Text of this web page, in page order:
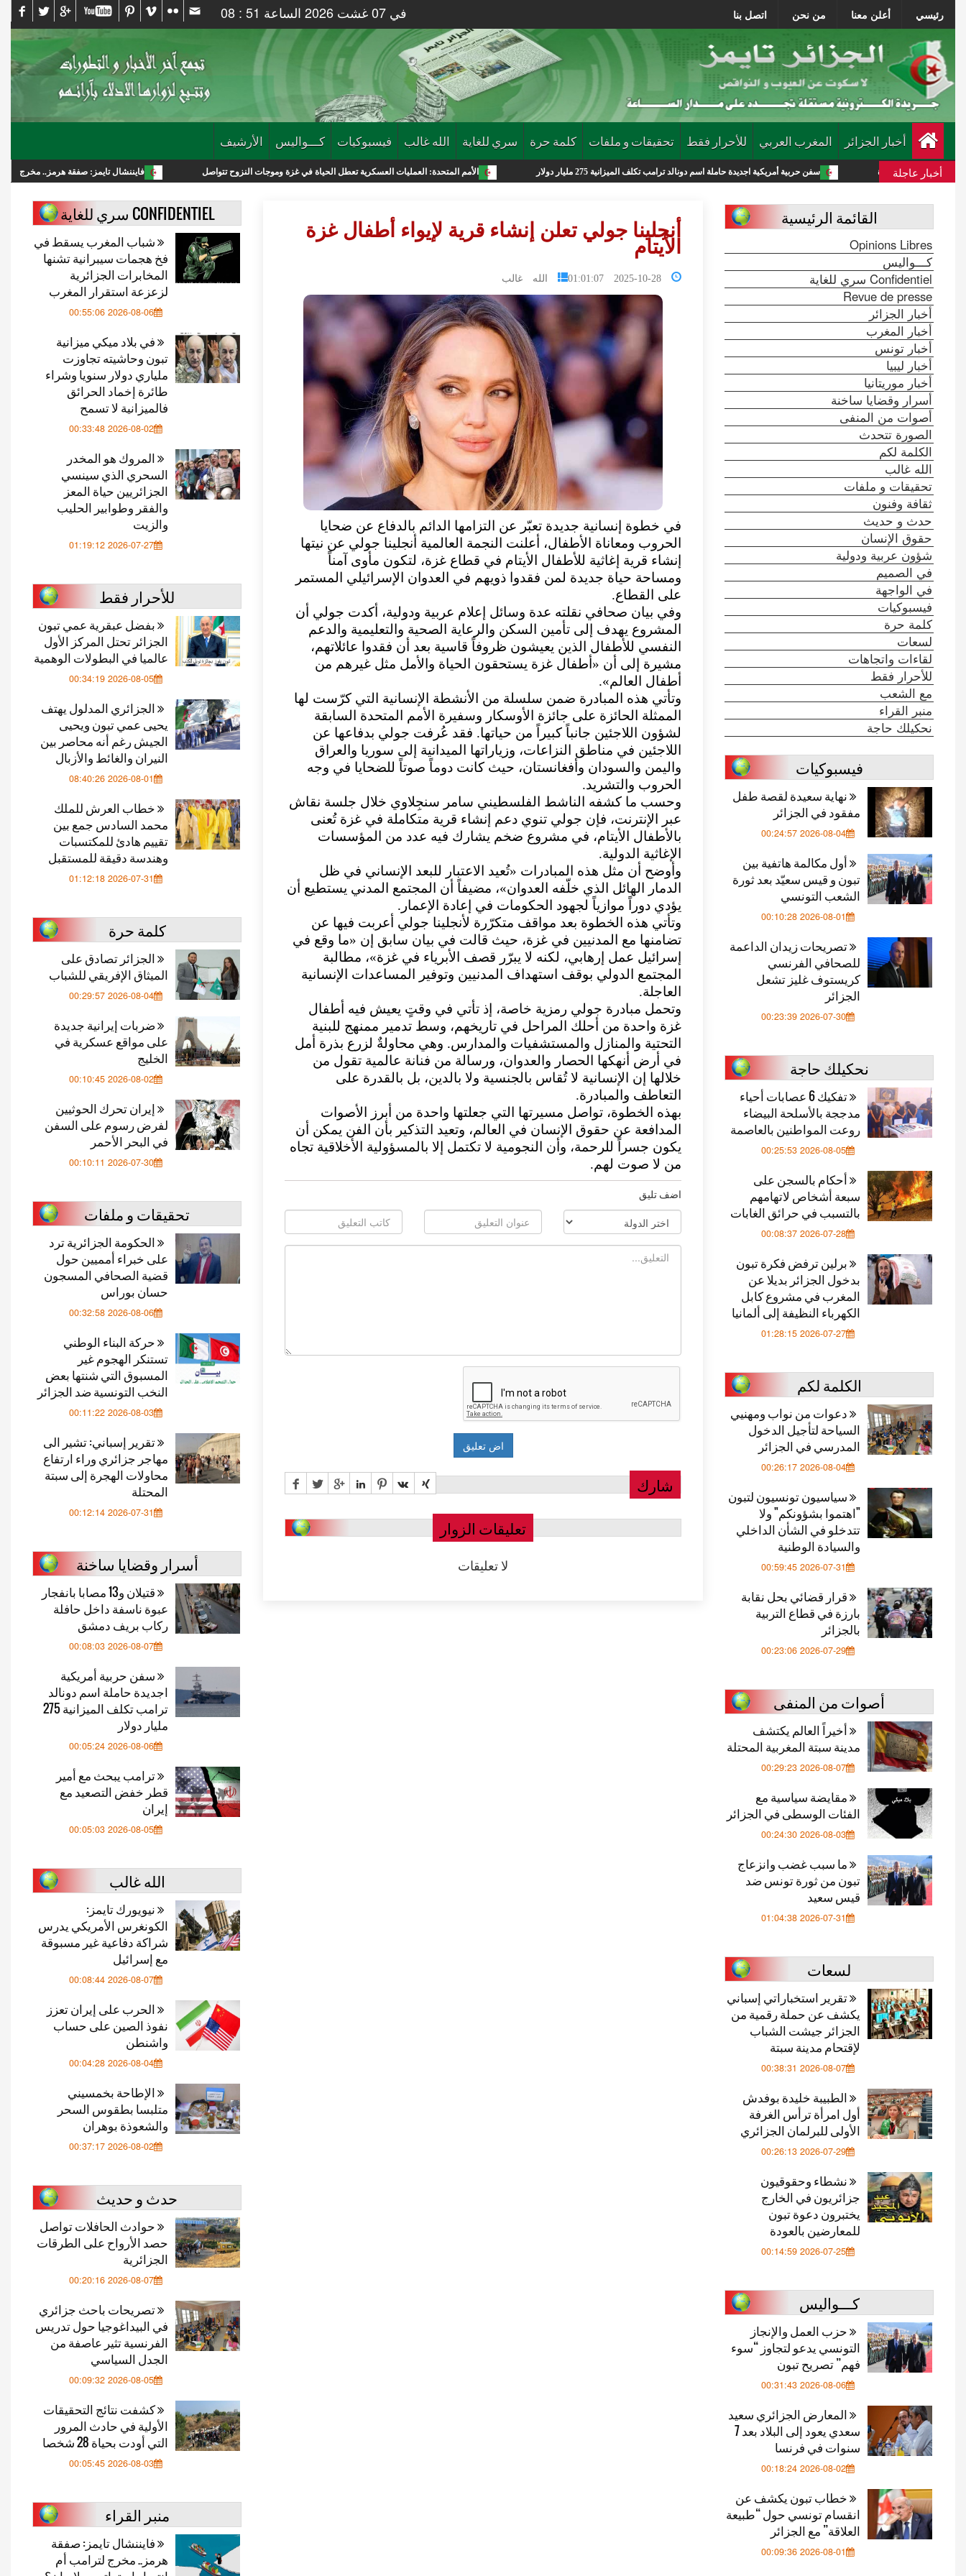
رئيسي أعلن معنا من نحن اتصل بنا في 07 غشت 2026 الساعة 51 : 08
أخبار الجزائر المغرب العربي للأحرار فقط تحقيقات و ملفات كلمة حرة سري للغاية الله غالب فيسبوكيات كـــواليس الأرشيف
أخبار عاجلة فايننشال تايمز: صفقة هرمز.. مخرج لترامب أم انتصار الأمم المتحدة: العمليات العسكرية تعطل الحياة في غزة وموجات النزوح تتواصل سفن حربية أمريكية اجديدة حاملة اسم دونالد ترامب تكلف الميزانية 275 مليار دولار جديدة
CONFIDENTIEL سري للغاية
شباب المغرب يسقط في
فخ هجمات سيبرانية تشنها
المخابرات الجزائرية
لزعزعة استقرار المغرب
2026-08-06 00:55:06
في بلاد ميكي ميزانية
تبون وحاشيته تجاوزت
ملياري دولار سنويا وشراء
طائرة إخماد الحرائق
فالميزانية لا تسمح
2026-08-02 00:33:48
المروك هو المخدر
السحري الذي سينسي
الجزائريين حياة المعز
والفقر وطوابير الحليب
والزيت
2026-07-27 01:19:12
للأحرار فقط
بفضل عبقرية عمي تبون
الجزائر تحتل المركز الأول
عالميا في البطولات الوهمية
2026-08-05 00:34:19
الجزائري المدلول يهتف
يحيى عمي تبون ويحيى
الجيش رغم أنه محاصر بين
النيران والغائط والأزبال
2026-08-01 08:40:26
خطاب العرش للملك
محمد السادس جمع بين
تقييم هادئ للمكتسبات
وهندسة دقيقة للمستقبل
2026-07-31 01:12:18
كلمة حرة
الجزائر تصادق على
الميثاق الإفريقي للشباب
2026-08-04 00:29:57
ضربات إيرانية جديدة
على مواقع عسكرية في
الخليج
2026-08-02 00:10:45
إيران تحرك الحوثيين
لفرض رسوم على السفن
في البحر الأحمر
2026-07-30 00:10:11
تحقيقات و ملفات
الحكومة الجزائرية ترد
على خبراء أمميين حول
قضية الصحافي المسجون
حسان بوراس
2026-08-06 00:32:58
حركة البناء الوطني
تستنكر الهجوم غير
المسبوق التي شنتها بعض
النخب التونسية ضد الجزائر
2026-08-03 00:11:22
تقرير إسباني: تشير الى
مهاجر جزائري وراء ارتفاع
محاولات الهجرة إلى سبتة
المحتلة
2026-07-31 00:12:14
أسرار وقضايا ساخنة
قتيلان و13 مصابا بانفجار
عبوة ناسفة داخل حافلة
ركاب بريف دمشق
2026-08-07 00:08:03
سفن حربية أمريكية
اجديدة حاملة اسم دونالد
ترامب تكلف الميزانية 275
مليار دولار
2026-08-06 00:05:24
ترامب يبحث مع أمير
قطر خفض التصعيد مع
إيران
2026-08-05 00:05:03
الله غالب
نيويورك تايمز:
الكونغرس الأمريكي يدرس
شراكة دفاعية غير مسبوقة
مع إسرائيل
2026-08-07 00:08:44
الحرب على إيران تعزز
نفوذ الصين على حساب
واشنطن
2026-08-04 00:04:28
الإطاحة بخمسيني
متلبسا بطقوس السحر
والشعوذة بوهران
2026-08-02 00:37:17
حدث و حديث
حوادث الحافلات تواصل
حصد الأرواح على الطرقات
الجزائرية
2026-08-07 00:20:16
تصريحات باحث جزائري
في البيداغوجيا حول تدريس
الفرنسية تثير عاصفة من
الجدل السياسي
2026-08-05 00:09:32
كشفت نتائج التحقيقات
الأولية في حادث المرور
التي أودت بحياة 28 شخصا
2026-08-03 00:05:45
منبر القراء
فايننشال تايمز: صفقة
هرمز.. مخرج لترامب أم
أنجلينا جولي تعلن إنشاء قرية لإيواء أطفال غزة
الأيتام
2025-10-28 01:01:07 الله غالب
في خطوة إنسانية جديدة تعبّر عن التزامها الدائم بالدفاع عن ضحايا
الحروب ومعاناة الأطفال، أعلنت النجمة العالمية أنجلينا جولي عن نيتها
إنشاء قرية إغاثية للأطفال الأيتام في قطاع غزة، لتكون مأوى آمناً
ومساحة حياة جديدة لمن فقدوا ذويهم في العدوان الإسرائيلي المستمر
على القطاع.
وفي بيان صحافي نقلته عدة وسائل إعلام عربية ودولية، أكدت جولي أن
المشروع يهدف إلى تأمين السكن والرعاية الصحية والتعليمية والدعم
النفسي للأطفال الذين يعيشون ظروفاً قاسية بعد أن فقدوا عائلاتهم،
مشيرة إلى أن «أطفال غزة يستحقون الحياة والأمل مثل غيرهم من
أطفال العالم».
وتأتي هذه المبادرة ضمن سلسلة من الأنشطة الإنسانية التي كرّست لها
الممثلة الحائزة على جائزة الأوسكار وسفيرة الأمم المتحدة السابقة
لشؤون اللاجئين جانباً كبيراً من حياتها. فقد عُرفت جولي بدفاعها عن
اللاجئين في مناطق النزاعات، وزياراتها الميدانية إلى سوريا والعراق
واليمن والسودان وأفغانستان، حيث كانت دوماً صوتاً للضحايا في وجه
الحروب والتشريد.
وحسب ما كشفه الناشط الفلسطيني سامر سنجِلاوي خلال جلسة نقاش
عبر الإنترنت، فإن جولي تنوي دعم إنشاء قرية متكاملة في غزة تُعنى
بالأطفال الأيتام، في مشروع ضخم يشارك فيه عدد من المؤسسات
الإغاثية الدولية.
وأوضح أن مثل هذه المبادرات «تُعيد الاعتبار للبعد الإنساني في ظل
الدمار الهائل الذي خلّفه العدوان»، مضيفاً أن المجتمع المدني يستطيع أن
يؤدي دوراً موازياً لجهود الحكومات في إعادة الإعمار.
وتأتي هذه الخطوة بعد مواقف متكرّرة لأنجلينا جولي أعربت فيها عن
تضامنها مع المدنيين في غزة، حيث قالت في بيان سابق إن «ما وقع في
إسرائيل عمل إرهابي، لكنه لا يبرّر قصف الأبرياء في غزة»، مطالبة
المجتمع الدولي بوقف استهداف المدنيين وتوفير المساعدات الإنسانية
العاجلة.
وتحمل مبادرة جولي رمزية خاصة، إذ تأتي في وقتٍ يعيش فيه أطفال
غزة واحدة من أحلك المراحل في تاريخهم، وسط تدمير ممنهج للبنية
التحتية والمنازل والمستشفيات والمدارس. وهي محاولةٌ لزرع بذرة أمل
في أرض أنهكها الحصار والعدوان، ورسالة من فنانة عالمية تقول من
خلالها إن الإنسانية لا تُقاس بالجنسية ولا بالدين، بل بالقدرة على
التعاطف والمبادرة.
بهذه الخطوة، تواصل مسيرتها التي جعلتها واحدة من أبرز الأصوات
المدافعة عن حقوق الإنسان في العالم، وتعيد التذكير بأن الفن يمكن أن
يكون جسراً للرحمة، وأن النجومية لا تكتمل إلا بالمسؤولية الأخلاقية تجاه
من لا صوت لهم.
اضف تليق
شارك
تعليقات الزوار
لا تعليقات
القائمة الرئيسية
Opinions Libres
كـــواليس
Confidentiel سري للغاية
Revue de presse
أخبار الجزائر
أخبار المغرب
أخبار تونس
أخبار ليبيا
أخبار موريتانيا
أسرار وقضايا ساخنة
أصوات من المنفى
الصورة تتحدث
الكلمة لكم
الله غالب
تحقيقات و ملفات
ثقافة وفنون
حدث و حديث
حقوق الإنسان
شؤون عربية ودولية
في الصميم
في الواجهة
فيسبوكيات
كلمة حرة
لسعات
لقاءات واتجاهات
للأحرار فقط
مع الشعب
منبر القراء
نحكيلك حاجة
فيسبوكيات
نهاية سعيدة لقصة طفل
مفقود في الجزائر
2026-08-04 00:24:57
أول مكالمة هاتفية بين
تبون و قيس سعيّد بعد ثورة
الشعب التونسي
2026-08-01 00:10:28
تصريحات زيدان الداعمة
للصحافي الفرنسي
كريستوف غليز تشعل
الجزائر
2026-07-30 00:23:39
نحكيلك حاجة
تفكيك 6 عصابات أحياء
مدججة بالأسلحة البيضاء
روعت المواطنين بالعاصمة
2026-08-05 00:25:53
أحكام بالسجن على
سبعة أشخاص لاتهامهم
بالتسبب في حرائق الغابات
2026-07-28 00:08:37
برلين ترفض فكرة تبون
بدخول الجزائر بديلا عن
المغرب في مشروع كابل
الكهرباء النظيفة إلى ألمانيا
2026-07-27 01:28:15
الكلمة لكم
دعوات من نواب ومهنيي
السياحة لتأجيل الدخول
المدرسي في الجزائر
2026-08-04 00:26:17
سياسيون تونسيون لتبون
"اهتموا بشؤونكم" ولا
تتدخلو في الشأن الداخلي
والسيادة الوطنية
2026-07-31 00:59:45
قرار قضائي بحل نقابة
بارزة في قطاع التربية
بالجزائر
2026-07-29 00:23:06
أصوات من المنفى
أخيراً العالم يكتشف
مدينة سبتة المغربية المحتلة
2026-08-07 00:29:23
مقايضة سياسية مع
الفئات الوسطى في الجزائر
2026-08-03 00:24:30
ما سبب غضب وانزعاج
تبون من ثورة تونس ضد
قيس سعيد
2026-07-31 01:04:38
لسعات
تقرير استخباراتي إسباني
يكشف عن حملة رقمية من
الجزائر جيشت الشباب
لإقتحام مدينة سبتة
2026-08-07 00:38:31
الطبيبة خليدة بوفدش
أول امرأة ترأس الغرفة
الأولى للبرلمان الجزائري
2026-07-29 00:26:13
نشطاء وحقوقيون
جزائريون في الخارج
يختبرون دعوة تبون
للمعارضين بالعودة
2026-07-25 00:14:59
كـــواليس
حزب العمل والإنجاز
التونسي يدعو لتجاوز “سوء
فهم” تصريح تبون
2026-08-06 00:31:43
المعارض الجزائري سعيد
سعدي يعود إلى البلاد بعد 7
سنوات في فرنسا
2026-08-02 00:18:24
خطاب تبون يكشف عن
انقسام تونسي حول “طبيعة
العلاقة” مع الجزائر
2026-08-01 00:09:36